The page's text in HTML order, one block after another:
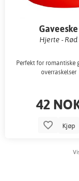
Gaveeske
Hjerte - Rød
Perfekt for romantiske
overraskelser
42
Kjøp